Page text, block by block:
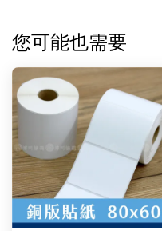
您可能也需要